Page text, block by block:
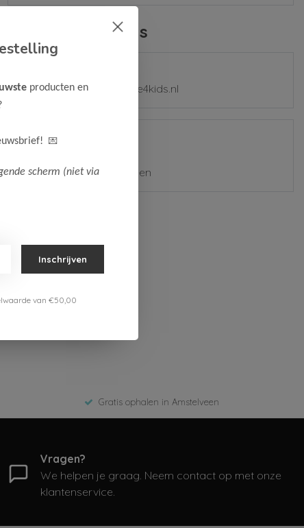
Contactgegevens
mail@samplesale4kids.nl
Adres
1185 ZZ Amstelveen
Gratis ophalen in Amstelveen
Vragen?
We helpen je graag. Neem contact op met onze
klantenservice.
producten en
💌
scherm (niet via
Inschrijven
van €50,00